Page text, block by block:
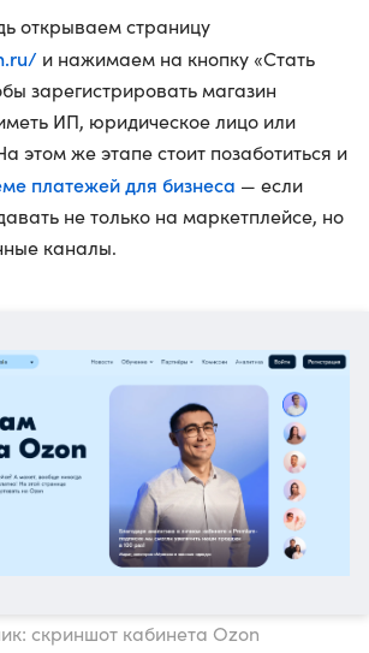
открываем страницу
и нажимаем на кнопку «Стать
зарегистрировать магазин
ИП, юридическое лицо или
этом же этапе стоит позаботиться и
платежей для бизнеса — если
не только на маркетплейсе, но
каналы.
скриншот кабинета Ozon